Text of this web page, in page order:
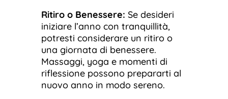
Ritiro o Benessere: Se desideri
iniziare l’anno con tranquillità,
potresti considerare un ritiro o
una giornata di benessere.
Massaggi, yoga e momenti di
riflessione possono prepararti al
nuovo anno in modo sereno.